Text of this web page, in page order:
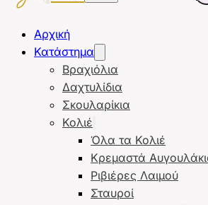
Αρχική
Κατάστημα
Βραχιόλια
Δαχτυλίδια
Σκουλαρίκια
Κολιέ
Όλα τα Κολιέ
Κρεμαστά
Ριβιέρες Λαιμού
Σταυροί